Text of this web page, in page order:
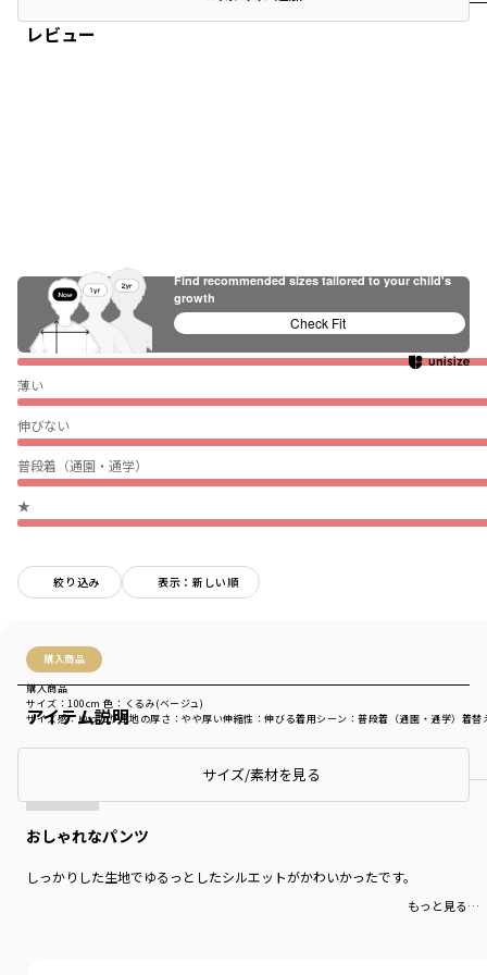
レビュー
ぴったり
薄い
伸びない
普段着（通園・通学）
★
絞り込み 表示：新しい順
購入商品
購入商品
サイズ感：ゆったり生地の厚さ ：やや厚い伸縮性 ：伸びる着用シーン ：普段着（通園・通学） 着替
サイズ：100cm 色：くるみ(ベージュ)
商品をチェックする＞
おしゃれなパンツ
しっかりした生地でゆるっとしたシルエットがかわいかったです。
もっと見る…
アイテム説明
サイズ/素材を見る
Find recommended sizes tailored to your child's
growth
Check Fit